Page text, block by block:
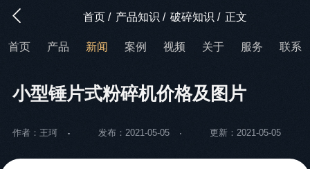
首页 / 产品知识 / 破碎知识 / 正文
首页 产品 新闻 案例 视频 关于 服务 联系
小型锤片式粉碎机价格及图片
作者：王珂 发布：2021-05-05 更新：2021-05-05